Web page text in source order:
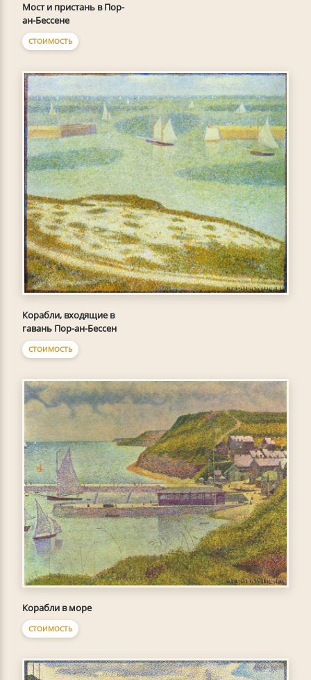
Мост и пристань в Пор-
ан-Бессене
СТОИМОСТЬ
Корабли, входящие в
гавань Пор-ан-Бессен
СТОИМОСТЬ
Корабли в море
СТОИМОСТЬ